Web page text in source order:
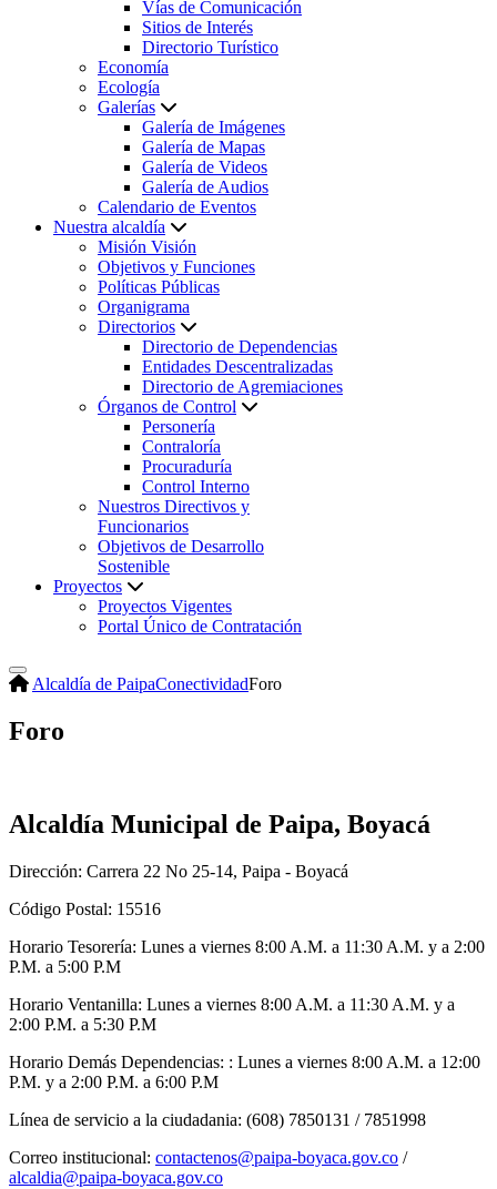
Vías de Comunicación
Sitios de Interés
Directorio Turístico
Economía
Ecología
Galerías
Galería de Imágenes
Galería de Mapas
Galería de Videos
Galería de Audios
Calendario de Eventos
Nuestra alcaldía
Misión Visión
Objetivos y Funciones
Políticas Públicas
Organigrama
Directorios
Directorio de Dependencias
Entidades Descentralizadas
Directorio de Agremiaciones
Órganos de Control
Personería
Contraloría
Procuraduría
Control Interno
Nuestros Directivos y
Funcionarios
Objetivos de Desarrollo
Sostenible
Proyectos
Proyectos Vigentes
Portal Único de Contratación
Alcaldía de PaipaConectividadForo
Foro
Alcaldía Municipal de Paipa, Boyacá
Dirección: Carrera 22 No 25-14, Paipa - Boyacá
Código Postal: 15516
Horario Tesorería: Lunes a viernes 8:00 A.M. a 11:30 A.M. y a 2:00
P.M. a 5:00 P.M
Horario Ventanilla: Lunes a viernes 8:00 A.M. a 11:30 A.M. y a
2:00 P.M. a 5:30 P.M
Horario Demás Dependencias: : Lunes a viernes 8:00 A.M. a 12:00
P.M. y a 2:00 P.M. a 6:00 P.M
Línea de servicio a la ciudadania: (608) 7850131 / 7851998
Correo institucional: contactenos@paipa-boyaca.gov.co /
alcaldia@paipa-boyaca.gov.co